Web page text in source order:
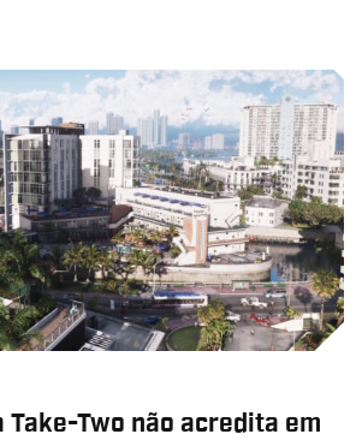
Take-Two não acredita em